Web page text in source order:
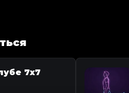
7x7